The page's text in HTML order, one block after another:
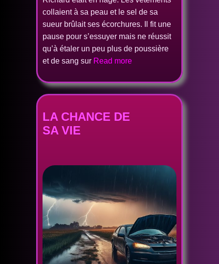
collaient à sa peau et le sel de sa
sueur brûlait ses écorchures. Il fit une
pause pour s’essuyer mais ne réussit
qu’à étaler un peu plus de poussière
et de sang sur Read more
LA CHANCE DE
SA VIE